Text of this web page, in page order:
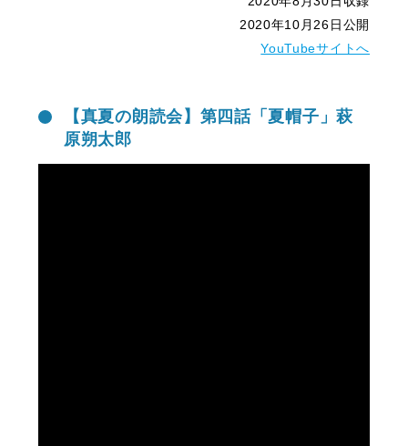
2020年10月26日公開
YouTubeサイトへ
【真夏の朗読会】第四話「夏帽子」萩
原朔太郎